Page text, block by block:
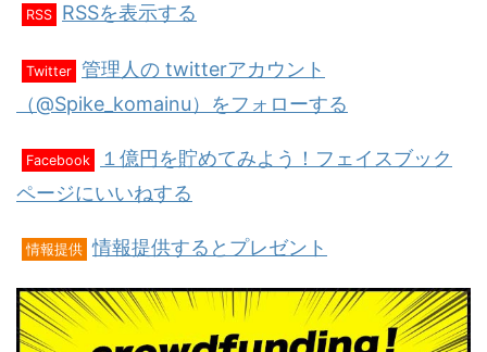
RSS RSSを表示する
Twitter 管理人の twitterアカウント
（@Spike_komainu）をフォローする
Facebook
１億円を貯めてみよう！フェイスブック
ページにいいねする
情報提供 情報提供するとプレゼント